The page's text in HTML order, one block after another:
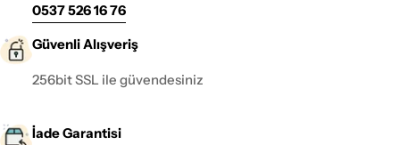
0537 526 16 76
Güvenli Alışveriş
256bit SSL ile güvendesiniz
İade Garantisi